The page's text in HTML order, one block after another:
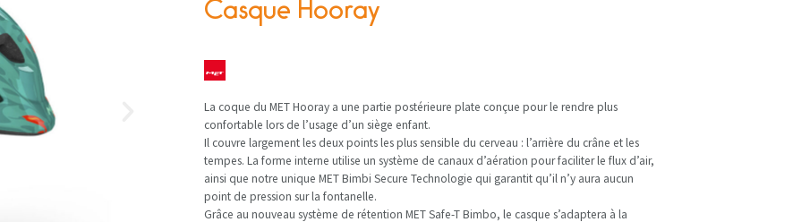
Casque Hooray
La coque du MET Hooray a une partie postérieure plate conçue pour le rendre plus
confortable lors de l’usage d’un siège enfant.
Il couvre largement les deux points les plus sensible du cerveau : l’arrière du crâne et les
tempes. La forme interne utilise un système de canaux d’aération pour faciliter le flux d’air,
ainsi que notre unique MET Bimbi Secure Technologie qui garantit qu’il n’y aura aucun
point de pression sur la fontanelle.
Grâce au nouveau système de rétention MET Safe-T Bimbo, le casque s’adaptera à la